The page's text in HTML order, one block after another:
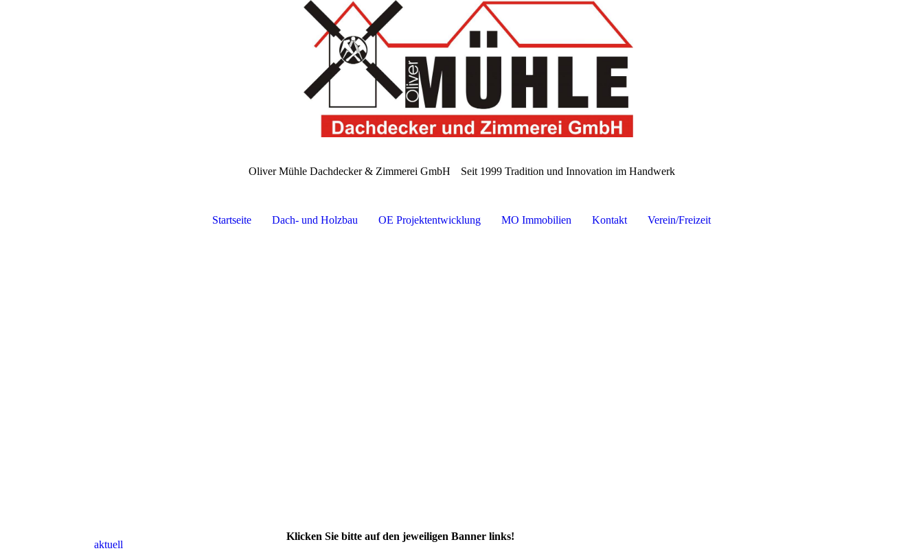
Oliver Mühle Dachdecker & Zimmerei GmbH Seit 1999 Tradition und Innovation im Handwerk
Startseite Dach- und Holzbau OE Projektentwicklung MO Immobilien Kontakt Verein/Freizeit
aktuell
Klicken Sie bitte auf den jeweiligen Banner links!